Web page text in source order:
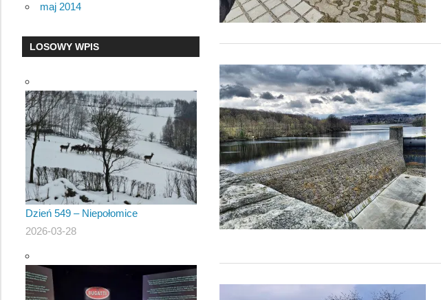
maj 2014
LOSOWY WPIS
Dzień 549 – Niepołomice
2026-03-28